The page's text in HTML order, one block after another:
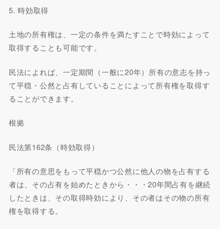
5. 時効取得
土地の所有権は、一定の条件を満たすことで時効によって
取得することも可能です。
民法によれば、一定期間（一般に20年）所有の意志を持っ
て平穏・公然と占有していることによって所有権を取得す
ることができます。
根拠
民法第162条（時効取得）
「所有の意思をもって平穏かつ公然に他人の物を占有する
者は、その占有を始めたときから・・・20年間占有を継続
したときは、その取得時効により、その者はその物の所有
権を取得する。